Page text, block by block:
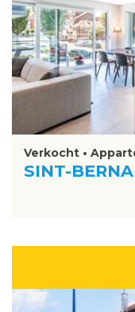
Verkocht •
SINT-